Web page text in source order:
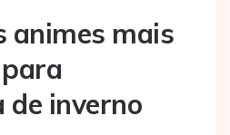
animes mais
inverno